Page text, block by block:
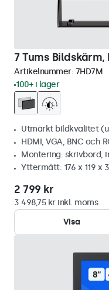
7 Tums
Artikelnummer: 7HD7M
100+ i lager
Utmärkt bildkvalitet
HDMI, VGA, BNC och
Montering: skrivbord,
Yttermått: 176 x 119 x
2 799 kr
3 498,75 kr inkl. moms
Visa